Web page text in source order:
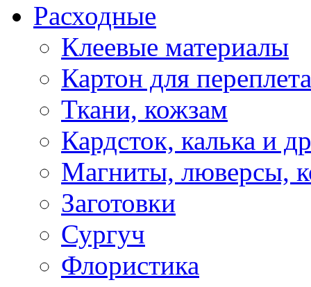
Расходные
Клеевые материалы
Картон для переплета
Ткани, кожзам
Кардсток, калька и
Магниты, люверсы,
Заготовки
Сургуч
Флористика